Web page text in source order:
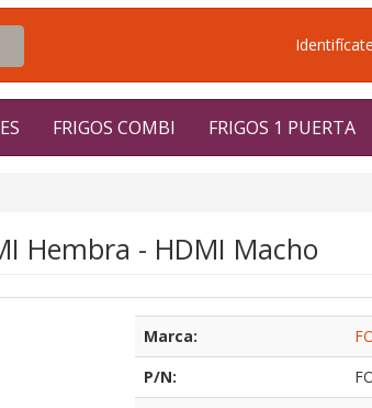
Identifícate
FRIGOS COMBI FRIGOS 1 PUERTA
Hembra - HDMI Macho
Marca:
P/N: